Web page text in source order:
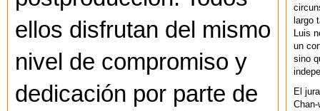
ellos disfrutan del mismo
nivel de compromiso y
dedicación por parte de
largo
Luis
un
sino
El